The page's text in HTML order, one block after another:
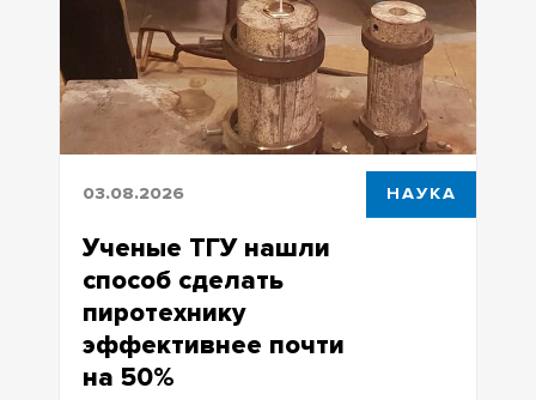
экологических угроз
03.08.2026 НАУКА
Ученые ТГУ нашли
способ сделать
пиротехнику
эффективнее почти
на 50%